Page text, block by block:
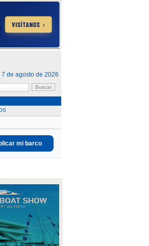
7 de agosto de 2026
mi barco